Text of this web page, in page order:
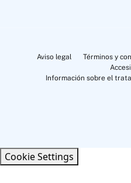
Aviso legal Términos y
Información sobre el
Cookie Settings